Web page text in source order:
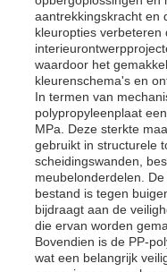
aantrekkingskracht en
kleuropties verbeteren
waardoor het
kleurenschema's en
In termen van
polypropyleenplaat
MPa. Deze sterkte
gebruikt in structurele
scheidingswanden,
meubelonderdelen.
bestand is tegen
bijdraagt ​​aan de
die ervan worden
Bovendien is de PP-
wat een belangrijk